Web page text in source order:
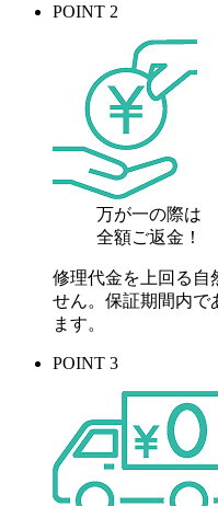
POINT 2
万が一の際は
全額ご返金！
修理代金を上回る自
せん。保証期間内で
ます。
POINT 3